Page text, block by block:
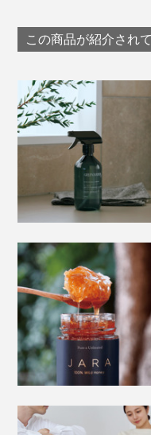
インテリアに馴染むア
そのまま置いておき
配合フレグランス：
オレンジ、マンダリ
ル、レモン
｜HUMDAKIN
この商品が紹介され